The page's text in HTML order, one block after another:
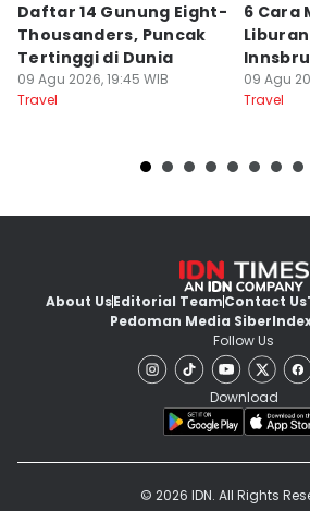
Daftar 14 Gunung Eight-
Thousanders, Puncak
Tertinggi di Dunia
09 Agu 2026, 19:45 WIB
Travel
6 Cara
09 Agu
Travel
About UsEditorial TeamContact Us
Pedoman Media Siber
Follow Us
Download
© 2026 IDN. All Rights